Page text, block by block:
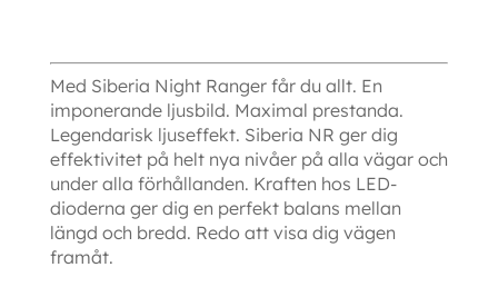
Med Siberia Night Ranger får du allt. En
imponerande ljusbild. Maximal prestanda.
Legendarisk ljuseffekt. Siberia NR ger dig
effektivitet på helt nya nivåer på alla vägar och
under alla förhållanden. Kraften hos LED-
dioderna ger dig en perfekt balans mellan
längd och bredd. Redo att visa dig vägen
framåt.